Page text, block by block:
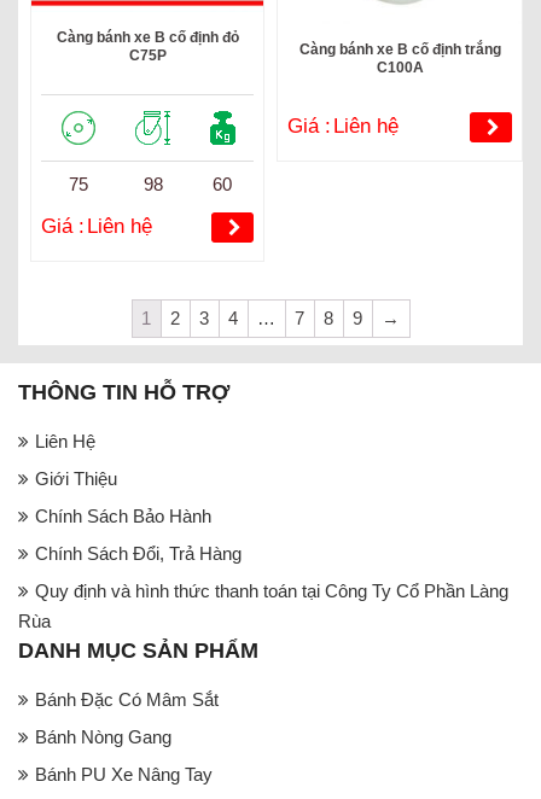
Càng bánh xe B cố định đỏ
C75P
75 98 60
Giá : Liên hệ
Càng bánh xe B cố định trắng
C100A
Giá : Liên hệ
1 2 3 4 … 7 8 9 →
THÔNG TIN HỖ TRỢ
Liên Hệ
Giới Thiệu
Chính Sách Bảo Hành
Chính Sách Đổi, Trả Hàng
Quy định và hình thức thanh toán tại Công Ty Cổ Phần Làng
Rùa
DANH MỤC SẢN PHẨM
Bánh Đặc Có Mâm Sắt
Bánh Nòng Gang
Bánh PU Xe Nâng Tay